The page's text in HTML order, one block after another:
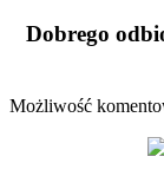
Dobrego
Możliwość